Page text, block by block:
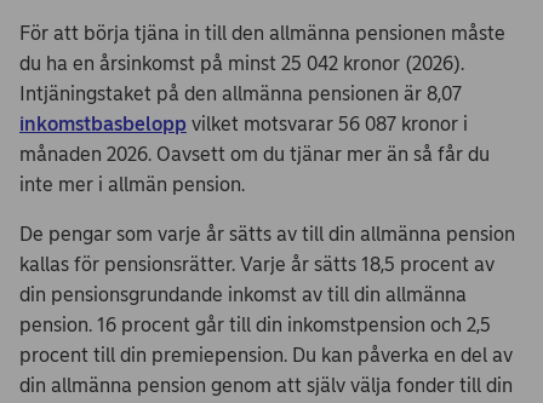
För att börja tjäna in till den allmänna pensionen måste
du ha en årsinkomst på minst 25 042 kronor (2026).
Intjäningstaket på den allmänna pensionen är 8,07
inkomstbasbelopp vilket motsvarar 56 087 kronor i
månaden 2026. Oavsett om du tjänar mer än så får du
inte mer i allmän pension.
De pengar som varje år sätts av till din allmänna pension
kallas för pensionsrätter. Varje år sätts 18,5 procent av
din pensionsgrundande inkomst av till din allmänna
pension. 16 procent går till din inkomstpension och 2,5
procent till din premiepension. Du kan påverka en del av
din allmänna pension genom att själv välja fonder till din